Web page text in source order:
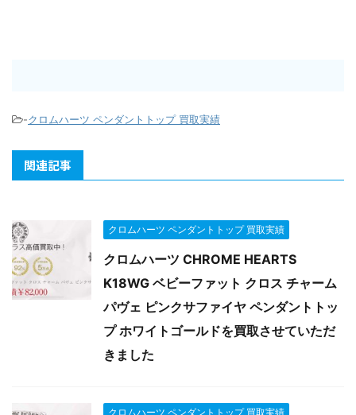
-クロムハーツ ペンダントトップ 買取実績
関連記事
クロムハーツ ペンダントトップ 買取実績
クロムハーツ CHROME HEARTS
K18WG ベビーファット クロス チャーム
パヴェ ピンクサファイヤ ペンダントトッ
プ ホワイトゴールドを買取させていただ
きました
クロムハーツ ペンダントトップ 買取実績